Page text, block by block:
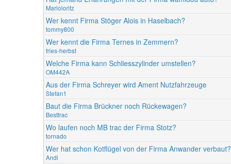
Marioloritz
Wer kennt Firma Stöger Alois in Haselbach?
tommy800
Wer kennt die Firma Ternes in Zemmern?
fries-herbst
Welche Firma kann Schliesszylinder umstellen?
OM442A
Aus der Firma Schreyer wird Ament Nutzfahrzeuge
Stefan1
Baut die Firma Brückner noch Rückewagen?
Besttrac
Wo laufen noch MB trac der Firma Stotz?
tornado
Wer hat schon Kotflügel von der Firma Anwander verbaut?
Andi